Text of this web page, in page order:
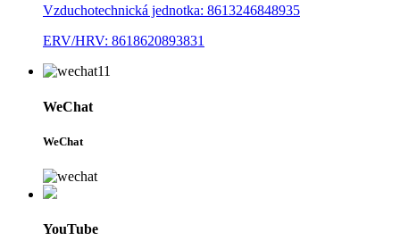
Vzduchotechnická jednotka: 8613246848935
ERV/HRV: 8618620893831
WeChat
WeChat
YouTube